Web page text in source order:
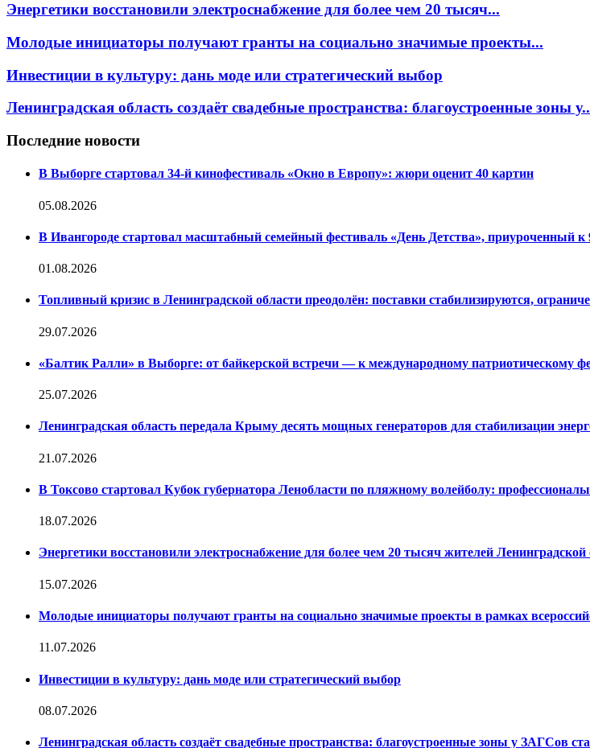
Энергетики восстановили электроснабжение для более чем 20 тысяч...
Молодые инициаторы получают гранты на социально значимые проекты...
Инвестиции в культуру: дань моде или стратегический выбор
Ленинградская область создаёт свадебные пространства: благоустроенные зоны
Последние новости
В Выборге стартовал 34-й кинофестиваль «Окно в Европу»: жюри оценит 40 картин
05.08.2026
В Ивангороде стартовал масштабный семейный фестиваль «День Детства», приуроченный к
01.08.2026
Топливный кризис в Ленинградской области преодолён: поставки стабилизируются,
29.07.2026
«Балтик Ралли» в Выборге: от байкерской встречи — к международному патриотическому
25.07.2026
Ленинградская область передала Крыму десять мощных генераторов для стабилизации
21.07.2026
В Токсово стартовал Кубок губернатора Ленобласти по пляжному волейболу:
18.07.2026
Энергетики восстановили электроснабжение для более чем 20 тысяч жителей Ленинградской
15.07.2026
Молодые инициаторы получают гранты на социально значимые проекты в рамках
11.07.2026
Инвестиции в культуру: дань моде или стратегический выбор
08.07.2026
Ленинградская область создаёт свадебные пространства: благоустроенные зоны у ЗАГСов